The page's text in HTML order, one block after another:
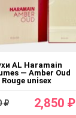
AL Haramain
— Amber Oud
Rouge unisex
₽ 2,850 ₽